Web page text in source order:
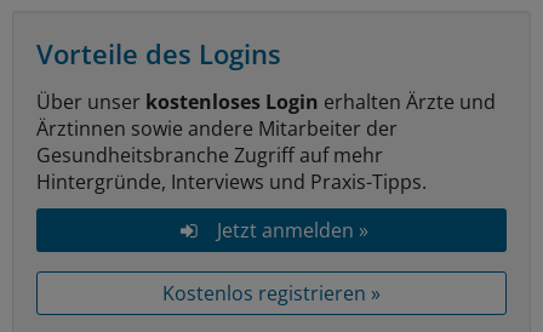
Vorteile des Logins
Über unser kostenloses Login erhalten Ärzte und
Ärztinnen sowie andere Mitarbeiter der
Gesundheitsbranche Zugriff auf mehr
Hintergründe, Interviews und Praxis-Tipps.
Jetzt anmelden »
Kostenlos registrieren »